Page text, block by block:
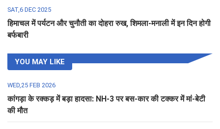
SAT,6 DEC 2025
हिमाचल में पर्यटन और चुनौती का दोहरा रुख, शिमला-मनाली में इन दिन होगी
बर्फबारी
YOU MAY LIKE
WED,25 FEB 2026
कांगड़ा के रक्कड़ में बड़ा हादसा: NH-3 पर बस-कार की टक्कर में मां-बेटी
की मौत